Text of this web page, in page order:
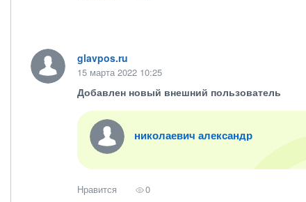
glavpos.ru
15 марта 2022 10:25
Добавлен новый внешний пользователь
николаевич александр
Нравится 0